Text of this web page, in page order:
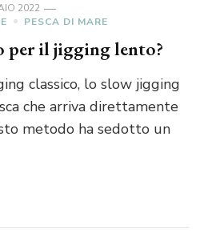
2022
PESCA DI MARE
per il jigging lento?
classico, lo slow jigging
che arriva direttamente
metodo ha sedotto un